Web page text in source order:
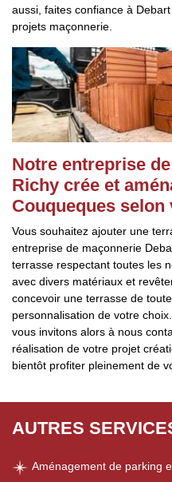
aussi, faites confiance à
projets maçonnerie.
Notre entreprise
Richy crée et
Couqueques selon
Vous souhaitez ajouter une
entreprise de maçonnerie
terrasse respectant toutes les
avec divers matériaux et
concevoir une terrasse de
personnalisation de votre
vous invitons alors à nous
réalisation de votre projet
bientôt profiter pleinement de
AUTRES
Aménagement de parking